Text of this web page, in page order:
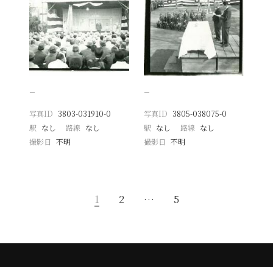
−
写真ID 3803-031910-0
駅 なし 路線 なし
撮影日
不明
−
写真ID 3805-038075-0
駅 なし 路線 なし
撮影日 不明
1 2 … 5